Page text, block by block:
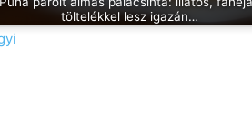
töltelékkel lesz igazán…